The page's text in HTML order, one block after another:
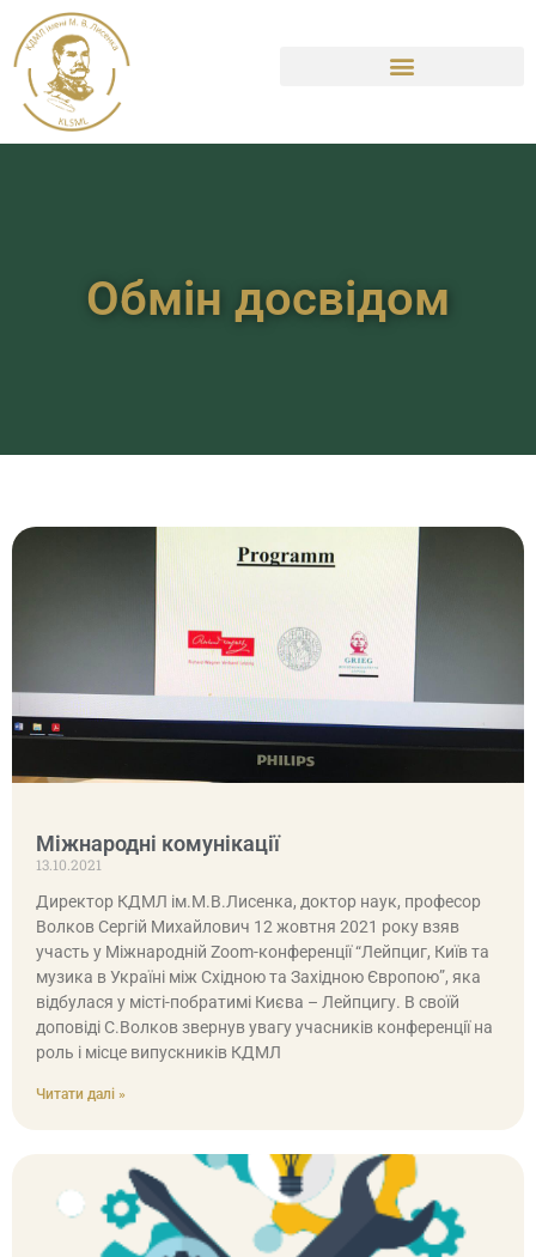
Обмін досвідом
Міжнародні комунікації
13.10.2021
Директор КДМЛ ім.М.В.Лисенка, доктор наук, професор
Волков Сергій Михайлович 12 жовтня 2021 року взяв
участь у Міжнародній Zoom-конференції “Лейпциг, Київ та
музика в Україні між Східною та Західною Європою”, яка
відбулася у місті-побратимі Києва – Лейпцигу. В своїй
доповіді С.Волков звернув увагу учасників конференції на
роль і місце випускників КДМЛ
Читати далі »